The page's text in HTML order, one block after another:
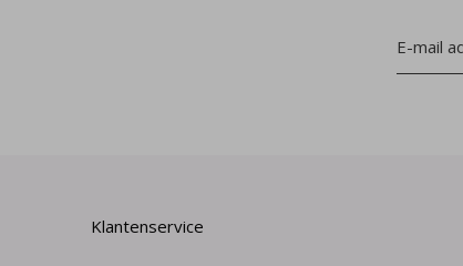
Klantenservice